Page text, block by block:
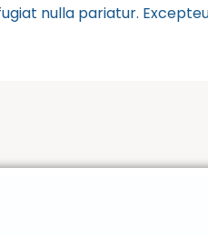
nulla pariatur.